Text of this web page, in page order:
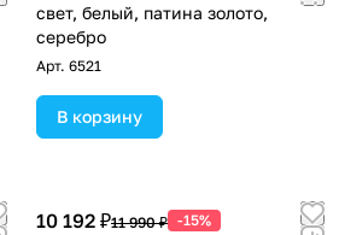
свет, белый, патина золото,
серебро
Арт. 6521
В корзину
10 192 ₽11 990 ₽ -15%